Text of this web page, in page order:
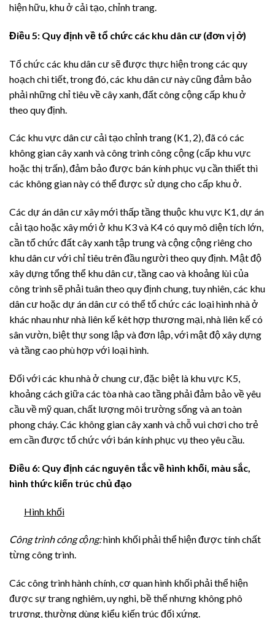
hiện hữu, khu ở cải tạo, chỉnh trang.
Điều 5: Quy định về tổ chức các khu dân cư (đơn vị ở)
Tổ chức các khu dân cư sẽ được thực hiện trong các quy
hoạch chi tiết, trong đó, các khu dân cư này cũng đảm bảo
phải những chỉ tiêu về cây xanh, đất công cộng cấp khu ở
theo quy định.
Các khu vực dân cư cải tạo chỉnh trang (K1, 2), đã có các
không gian cây xanh và công trình công cộng (cấp khu vực
hoặc thị trấn), đảm bảo được bán kính phục vụ cần thiết thì
các không gian này có thể được sử dụng cho cấp khu ở.
Các dự án dân cư xây mới thấp tầng thuộc khu vực K1, dự án
cải tạo hoặc xây mới ở khu K3 và K4 có quy mô diện tích lớn,
cần tổ chức đất cây xanh tập trung và cộng cộng riêng cho
khu dân cư với chỉ tiêu trên đầu người theo quy định. Mật độ
xây dựng tổng thể khu dân cư, tầng cao và khoảng lùi của
công trình sẽ phải tuân theo quy định chung, tuy nhiên, các khu
dân cư hoặc dự án dân cư có thể tổ chức các loại hình nhà ở
khác nhau như nhà liên kế kêt hợp thương mại, nhà liên kế có
sân vườn, biệt thự song lập và đơn lập, với mật độ xây dựng
và tầng cao phù hợp với loại hình.
Đối với các khu nhà ở chung cư, đặc biệt là khu vực K5,
khoảng cách giữa các tòa nhà cao tầng phải đảm bảo về yêu
cầu về mỹ quan, chất lượng môi trường sống và an toàn
phong cháy. Các không gian cây xanh và chỗ vui chơi cho trẻ
em cần được tổ chức với bán kính phục vụ theo yêu cầu.
Điều 6: Quy định các nguyên tắc về hình khối, màu sắc,
hình thức kiến trúc chủ đạo
Hình khối
Công trình công cộng:hình khối phải thể hiện được tính chất
từng công trình.
Các công trình hành chính, cơ quan hình khối phải thể hiện
được sự trang nghiêm, uy nghi, bề thế nhưng không phô
trương, thường dùng kiểu kiến trúc đối xứng.